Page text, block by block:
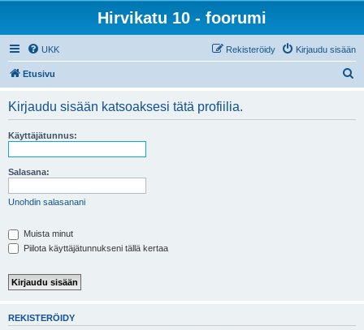
Hirvikatu 10 - foorumi
UKK Kirjaudu sisään
Rekisteröidy
Etusivu
Kirjaudu sisään katsoaksesi tätä profiilia.
Käyttäjätunnus:
Salasana:
Unohdin salasanani
Muista minut
Piilota käyttäjätunnukseni tällä kertaa
REKISTERÖIDY